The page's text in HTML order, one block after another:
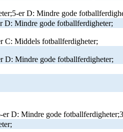
er D: Mindre gode
D: Mindre gode fotballferdigheter;
C: Middels fotballferdigheter;
D: Mindre gode fotballferdigheter;
D: Mindre gode